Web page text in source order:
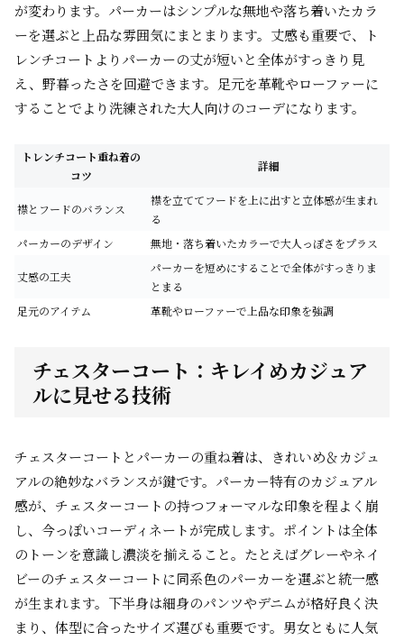
が変わります。パーカーはシンプルな無地や落ち着いたカラ
ーを選ぶと上品な雰囲気にまとまります。丈感も重要で、ト
レンチコートよりパーカーの丈が短いと全体がすっきり見
え、野暮ったさを回避できます。足元を革靴やローファーに
することでより洗練された大人向けのコーデになります。
トレンチコート重ね着の
コツ
詳細
襟とフードのバランス
襟を立ててフードを上に出すと立体感が生まれ
る
パーカーのデザイン
無地・落ち着いたカラーで大人っぽさをプラス
丈感の工夫
パーカーを短めにすることで全体がすっきりま
とまる
足元のアイテム
革靴やローファーで上品な印象を強調
チェスターコート：キレイめカジュア
ルに見せる技術
チェスターコートとパーカーの重ね着は、きれいめ＆カジュ
アルの絶妙なバランスが鍵です。パーカー特有のカジュアル
感が、チェスターコートの持つフォーマルな印象を程よく崩
し、今っぽいコーディネートが完成します。ポイントは全体
のトーンを意識し濃淡を揃えること。たとえばグレーやネイ
ビーのチェスターコートに同系色のパーカーを選ぶと統一感
が生まれます。下半身は細身のパンツやデニムが格好良く決
まり、体型に合ったサイズ選びも重要です。男女ともに人気